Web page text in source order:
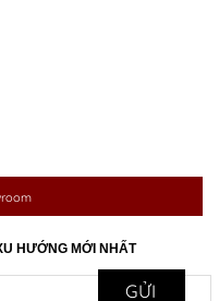
HƯỚNG MỚI NHẤT